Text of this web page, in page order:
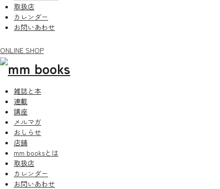
取扱店
カレンダー
お問いあわせ
ONLINE SHOP
雑誌と本
連載
講座
メルマガ
おしらせ
店舗
mm booksとは
取扱店
カレンダー
お問いあわせ